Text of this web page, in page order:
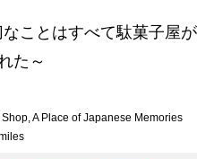
ことはすべて駄菓子屋が
た～
A Place of Japanese Memories